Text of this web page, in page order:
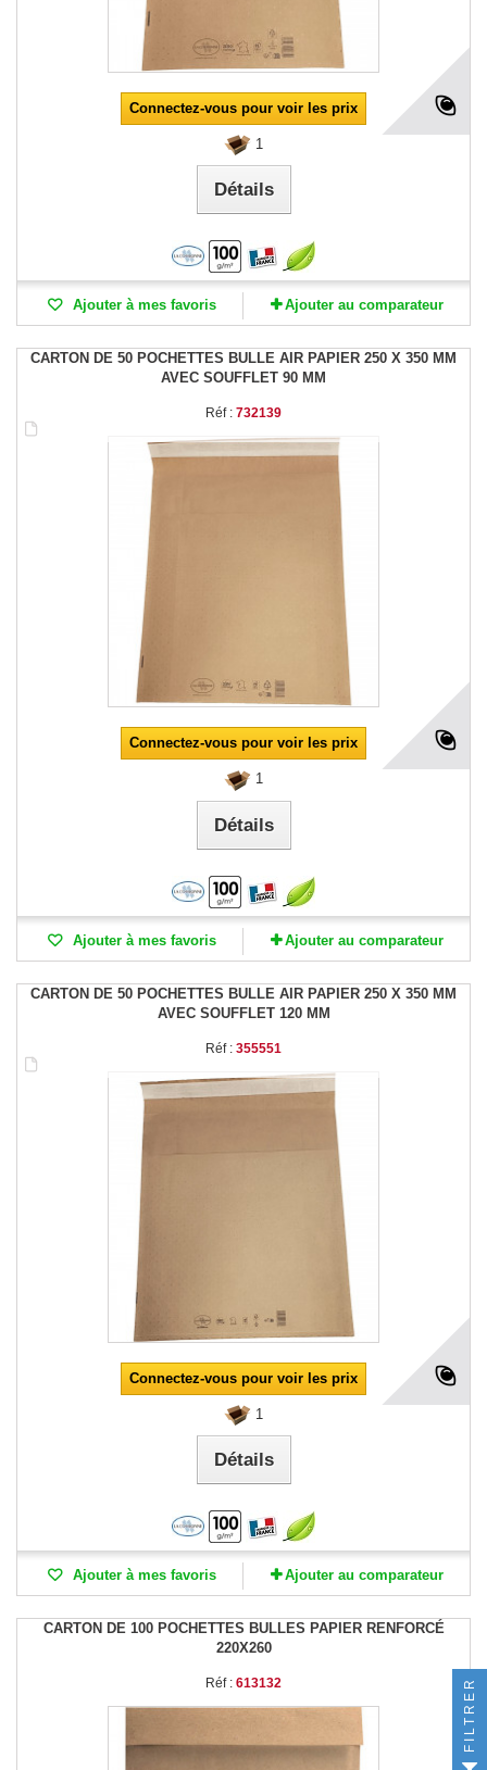
Connectez-vous pour voir les prix
1
Détails
Ajouter à mes favoris Ajouter au comparateur
CARTON DE 50 POCHETTES BULLE AIR PAPIER 250 X 350 MM
AVEC SOUFFLET 90 MM
Réf : 732139
Connectez-vous pour voir les prix
1
Détails
Ajouter à mes favoris Ajouter au comparateur
CARTON DE 50 POCHETTES BULLE AIR PAPIER 250 X 350 MM
AVEC SOUFFLET 120 MM
Réf : 355551
Connectez-vous pour voir les prix
1
Détails
Ajouter à mes favoris Ajouter au comparateur
CARTON DE 100 POCHETTES BULLES PAPIER RENFORCÉ
220X260
Réf : 613132 FILTRER